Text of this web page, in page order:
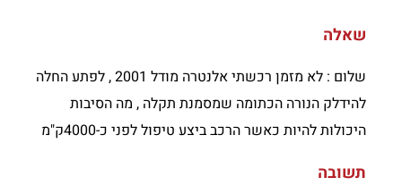
שאלה
שלום : לא מזמן רכשתי אלנטרה מודל 2001 , לפתע החלה
להידלק הנורה הכתומה שמסמנת תקלה , מה הסיבות
היכולות להיות כאשר הרכב ביצע טיפול לפני כ-4000ק"מ
תשובה